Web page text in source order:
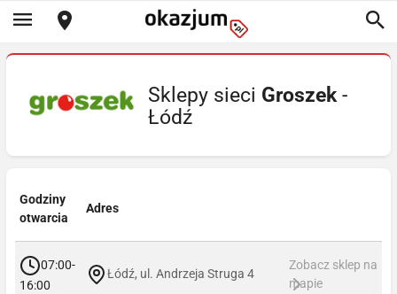
Sklepy sieci Groszek-
Łódź
Godziny
otwarcia
Adres
07:00-
16:00
Łódź, ul. Andrzeja Struga 4
Zobacz sklep na
mapie